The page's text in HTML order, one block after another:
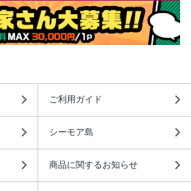
ご利用ガイド
シーモア島
商品に関するお知らせ